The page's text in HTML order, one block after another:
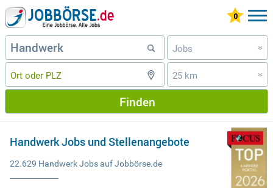
Jobs »
25 km »
Finden
Handwerk Jobs und Stellenangebote
22.629 Handwerk Jobs auf Jobbörse.de